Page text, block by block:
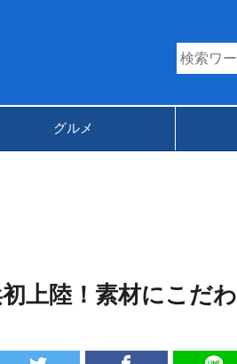
グルメ
上陸！素材にこだわ